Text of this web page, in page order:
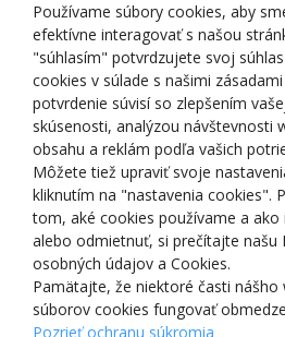
O NÁS
NAKUPOVANIE
ZÁKAZNÍCKA ZÓNA
NAŠE OCENENIA
Používame súbory cookies, aby
efektívne interagovať s našou
"súhlasím" potvrdzujete svoj
cookies v súlade s našimi
potvrdenie súvisí so zlepšením
skúsenosti, analýzou návštevnosti
obsahu a reklám podľa vašich
Môžete tiež upraviť svoje
kliknutím na "nastavenia cookies".
tom, aké cookies používame a
alebo odmietnuť, si prečítajte našu
osobných údajov a Cookies.
Pamätajte, že niektoré časti nášho
súborov cookies fungovať
Pozrieť ochranu súkromia